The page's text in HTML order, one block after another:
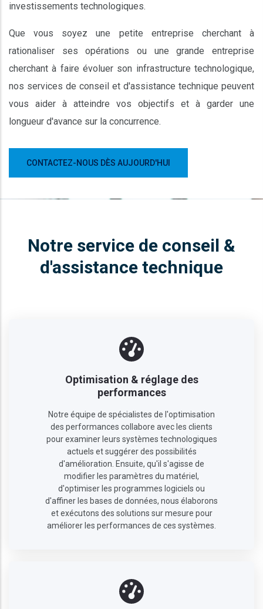
investissements technologiques.
Que vous soyez une petite entreprise cherchant à
rationaliser ses opérations ou une grande entreprise
cherchant à faire évoluer son infrastructure technologique,
nos services de conseil et d'assistance technique peuvent
vous aider à atteindre vos objectifs et à garder une
longueur d'avance sur la concurrence.
CONTACTEZ-NOUS DÈS AUJOURD'HUI
Notre service de conseil &
d'assistance technique
Optimisation & réglage des
performances
Notre équipe de spécialistes de l'optimisation
des performances collabore avec les clients
pour examiner leurs systèmes technologiques
actuels et suggérer des possibilités
d'amélioration. Ensuite, qu'il s'agisse de
modifier les paramètres du matériel,
d'optimiser les programmes logiciels ou
d'affiner les bases de données, nous élaborons
et exécutons des solutions sur mesure pour
améliorer les performances de ces systèmes.